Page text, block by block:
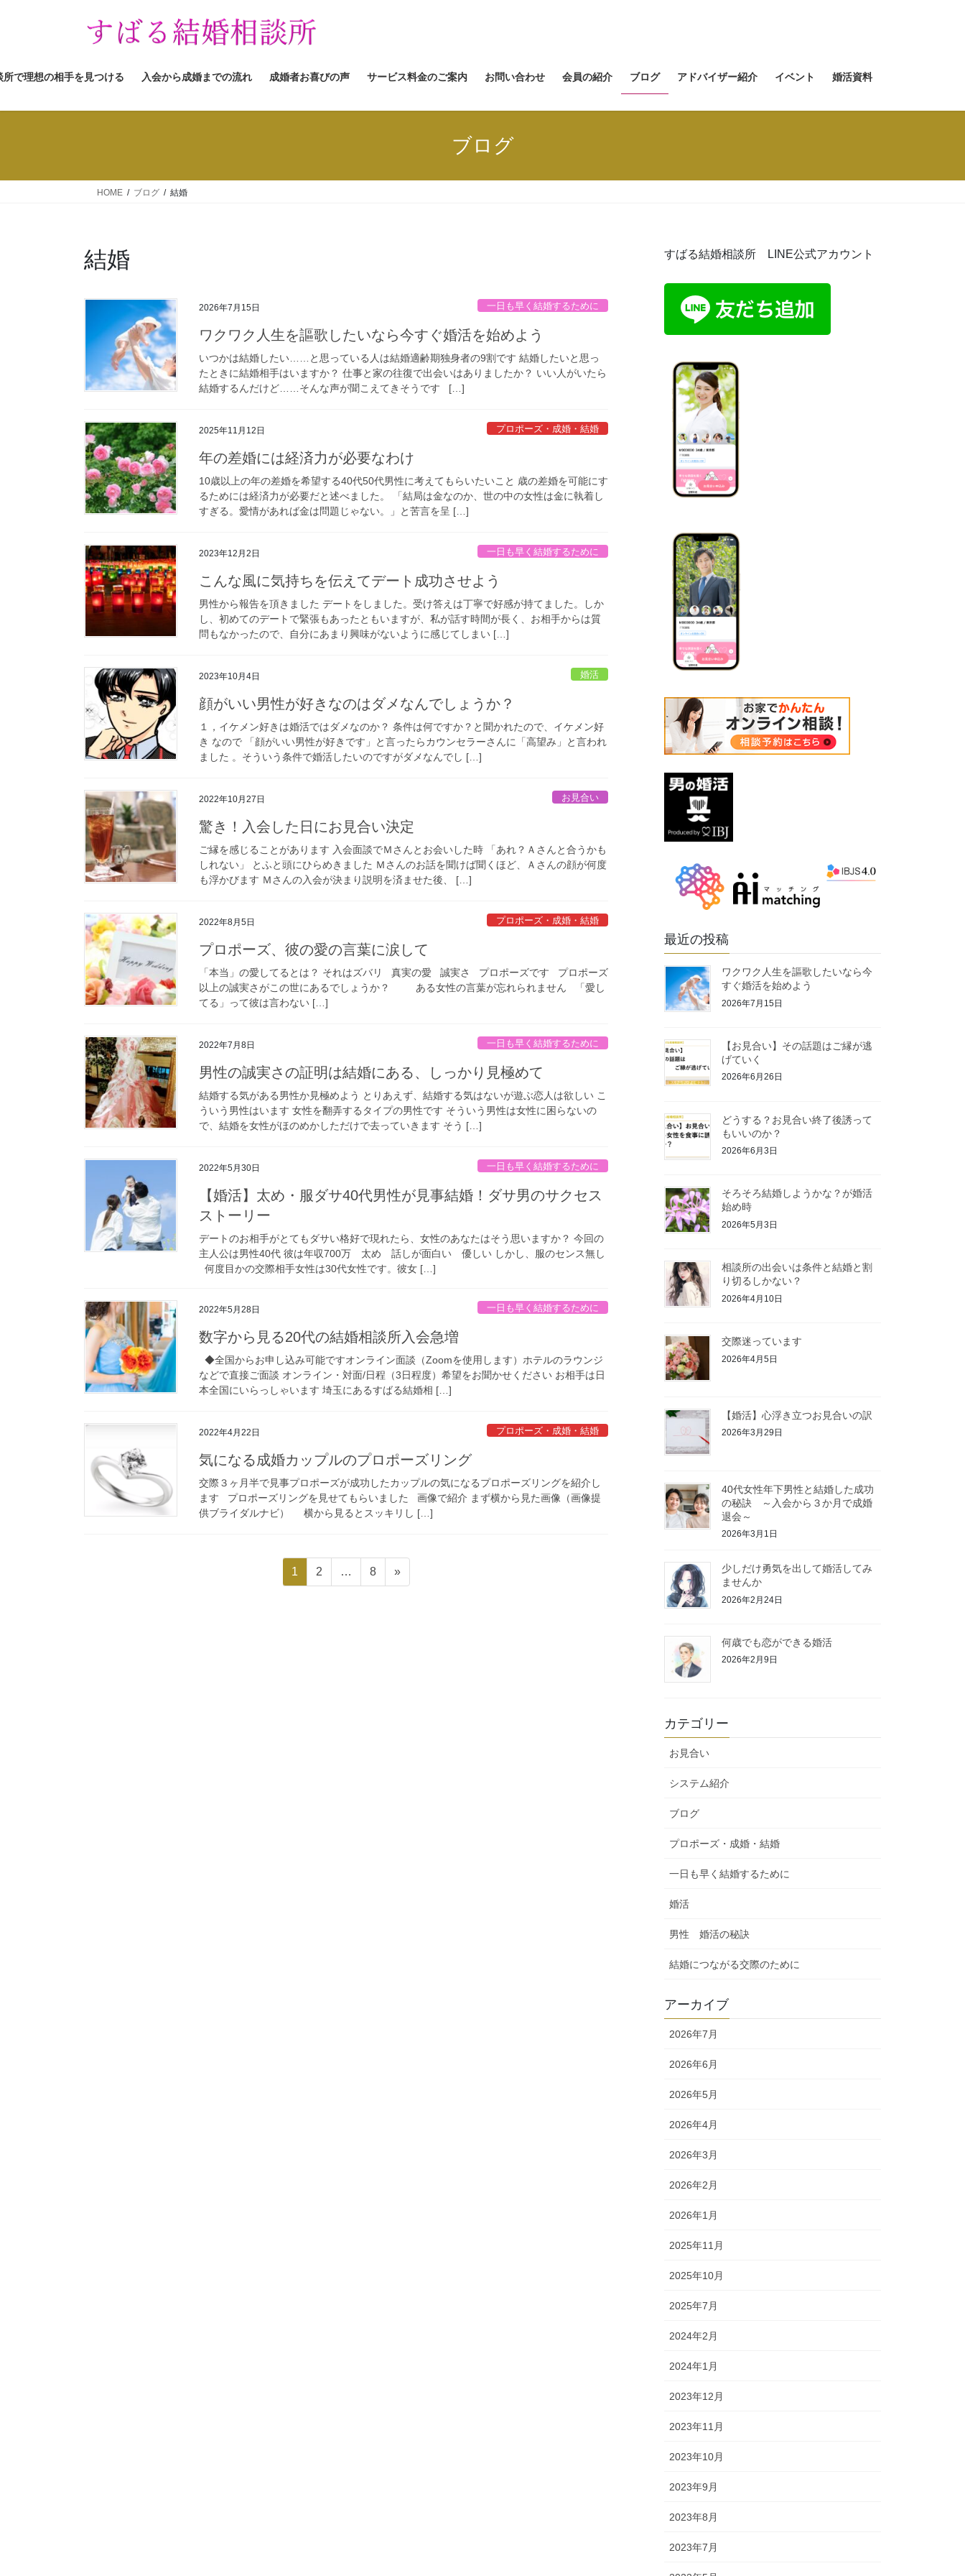
ツ
ス
シ
ン
で理想の相手を見つける 入会から成婚までの流れ 成婚者お喜びの声 サービス料金のご案内 お問い合わせ 会員の紹介 ブログ アドバイザー紹介 イベント 婚活資料
ブログ
HOME ブログ 結婚
結婚
2026年7月15日 一日も早く結婚するために
ワクワク人生を謳歌したいなら今すぐ婚活を始めよう
いつかは結婚したい……と思っている人は結婚適齢期独身者の9割です 結婚したいと思っ
たときに結婚相手はいますか？ 仕事と家の往復で出会いはありましたか？ いい人がいたら
結婚するんだけど……そんな声が聞こえてきそうです […]
2025年11月12日 プロポーズ・成婚・結婚
年の差婚には経済力が必要なわけ
10歳以上の年の差婚を希望する40代50代男性に考えてもらいたいこと 歳の差婚を可能にす
るためには経済力が必要だと述べました。 「結局は金なのか、世の中の女性は金に執着し
すぎる。愛情があれば金は問題じゃない。」と苦言を呈 […]
2023年12月2日 一日も早く結婚するために
こんな風に気持ちを伝えてデート成功させよう
男性から報告を頂きました デートをしました。受け答えは丁寧で好感が持てました。しか
し、初めてのデートで緊張もあったともいますが、私が話す時間が長く、お相手からは質
問もなかったので、自分にあまり興味がないように感じてしまい […]
2023年10月4日 婚活
顔がいい男性が好きなのはダメなんでしょうか？
１，イケメン好きは婚活ではダメなのか？ 条件は何ですか？と聞かれたので、イケメン好
き なので 「顔がいい男性が好きです」と言ったらカウンセラーさんに「高望み」と言われ
ました 。そういう条件で婚活したいのですがダメなんでし […]
2022年10月27日 お見合い
驚き！入会した日にお見合い決定
ご縁を感じることがあります 入会面談でＭさんとお会いした時 「あれ？Ａさんと合うかも
しれない」 とふと頭にひらめきました Ｍさんのお話を聞けば聞くほど、Ａさんの顔が何度
も浮かびます Ｍさんの入会が決まり説明を済ませた後、 […]
2022年8月5日 プロポーズ・成婚・結婚
プロポーズ、彼の愛の言葉に涙して
「本当」の愛してるとは？ それはズバリ 真実の愛 誠実さ プロポーズです プロポーズ
以上の誠実さがこの世にあるでしょうか？ ある女性の言葉が忘れられません 「愛し
てる」って彼は言わない […]
2022年7月8日 一日も早く結婚するために
男性の誠実さの証明は結婚にある、しっかり見極めて
結婚する気がある男性か見極めよう とりあえず、結婚する気はないが遊ぶ恋人は欲しい こ
ういう男性はいます 女性を翻弄するタイプの男性です そういう男性は女性に困らないの
で、結婚を女性がほのめかしただけで去っていきます そう […]
2022年5月30日 一日も早く結婚するために
【婚活】太め・服ダサ40代男性が見事結婚！ダサ男のサクセス
ストーリー
デートのお相手がとてもダサい格好で現れたら、女性のあなたはそう思いますか？ 今回の
主人公は男性40代 彼は年収700万 太め 話しが面白い 優しい しかし、服のセンス無し
何度目かの交際相手女性は30代女性です。彼女 […]
2022年5月28日 一日も早く結婚するために
数字から見る20代の結婚相談所入会急増
◆全国からお申し込み可能ですオンライン面談（Zoomを使用します）ホテルのラウンジ
などで直接ご面談 オンライン・対面/日程（3日程度）希望をお聞かせください お相手は日
本全国にいらっしゃいます 埼玉にあるすばる結婚相 […]
2022年4月22日 プロポーズ・成婚・結婚
気になる成婚カップルのプロポーズリング
交際３ヶ月半で見事プロポーズが成功したカップルの気になるプロポーズリングを紹介し
ます プロポーズリングを見せてもらいました 画像で紹介 まず横から見た画像（画像提
供ブライダルナビ） 横から見るとスッキリし […]
固
定
1
固
定
2 …
固
定
8 »
すばる結婚相談所 LINE公式アカウント
最近の投稿
ワクワク人生を謳歌したいなら今
すぐ婚活を始めよう
2026年7月15日
【お見合い】その話題はご縁が逃
げていく
2026年6月26日
どうする？お見合い終了後誘って
もいいのか？
2026年6月3日
そろそろ結婚しようかな？が婚活
始め時
2026年5月3日
相談所の出会いは条件と結婚と割
り切るしかない？
2026年4月10日
交際迷っています
2026年4月5日
【婚活】心浮き立つお見合いの訳
2026年3月29日
40代女性年下男性と結婚した成功
の秘訣 ～入会から３か月で成婚
退会～
2026年3月1日
少しだけ勇気を出して婚活してみ
ませんか
2026年2月24日
何歳でも恋ができる婚活
2026年2月9日
カテゴリー
お見合い
システム紹介
ブログ
プロポーズ・成婚・結婚
一日も早く結婚するために
婚活
男性 婚活の秘訣
結婚につながる交際のために
アーカイブ
2026年7月
2026年6月
2026年5月
2026年4月
2026年3月
2026年2月
2026年1月
2025年11月
2025年10月
2025年7月
2024年2月
2024年1月
2023年12月
2023年11月
2023年10月
2023年9月
2023年8月
2023年7月